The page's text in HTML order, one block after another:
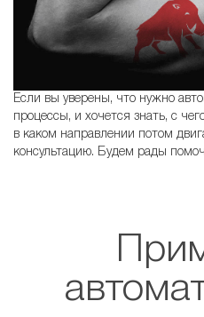
Если вы уверены, что нужно
процессы, и хочется знать, с
в каком направлении потом
консультацию. Будем рады